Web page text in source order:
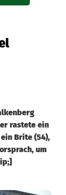
rastete ein
Brite (54),
um